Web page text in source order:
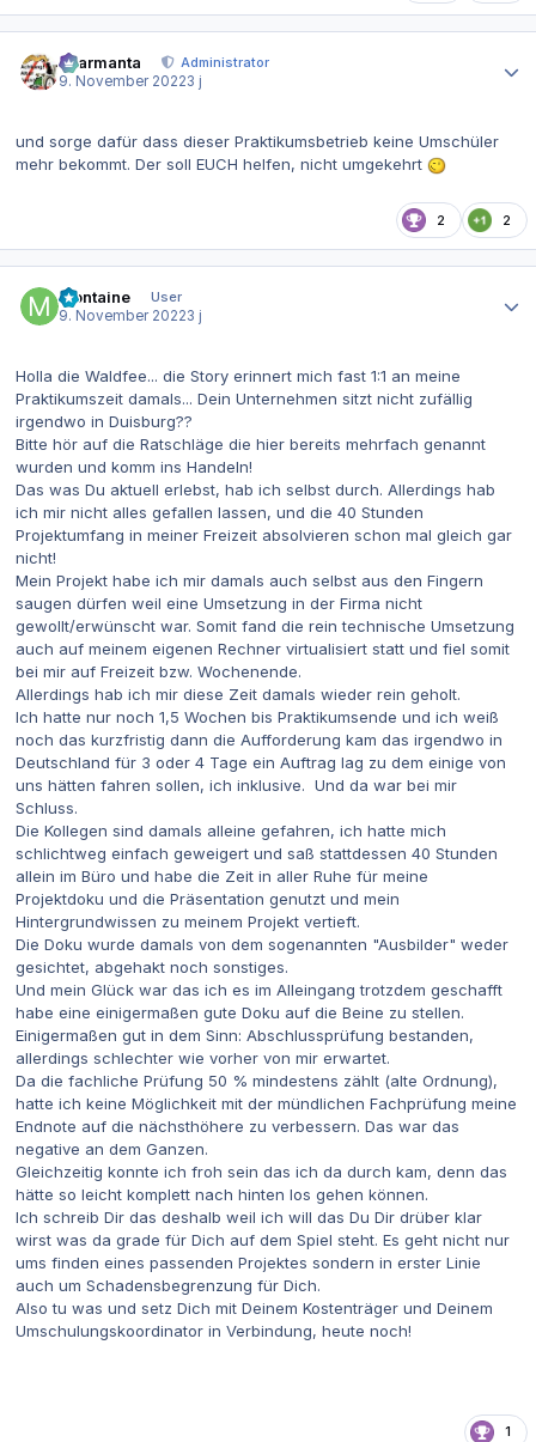
charmanta
Administrator
9. November 20223 j
und sorge dafür dass dieser Praktikumsbetrieb keine Umschüler
mehr bekommt. Der soll EUCH helfen, nicht umgekehrt
2 2
Montaine
User
9. November 20223 j
Holla die Waldfee... die Story erinnert mich fast 1:1 an meine
Praktikumszeit damals... Dein Unternehmen sitzt nicht zufällig
irgendwo in Duisburg??
Bitte hör auf die Ratschläge die hier bereits mehrfach genannt
wurden und komm ins Handeln!
Das was Du aktuell erlebst, hab ich selbst durch. Allerdings hab
ich mir nicht alles gefallen lassen, und die 40 Stunden
Projektumfang in meiner Freizeit absolvieren schon mal gleich gar
nicht!
Mein Projekt habe ich mir damals auch selbst aus den Fingern
saugen dürfen weil eine Umsetzung in der Firma nicht
gewollt/erwünscht war. Somit fand die rein technische Umsetzung
auch auf meinem eigenen Rechner virtualisiert statt und fiel somit
bei mir auf Freizeit bzw. Wochenende.
Allerdings hab ich mir diese Zeit damals wieder rein geholt.
Ich hatte nur noch 1,5 Wochen bis Praktikumsende und ich weiß
noch das kurzfristig dann die Aufforderung kam das irgendwo in
Deutschland für 3 oder 4 Tage ein Auftrag lag zu dem einige von
uns hätten fahren sollen, ich inklusive. Und da war bei mir
Schluss.
Die Kollegen sind damals alleine gefahren, ich hatte mich
schlichtweg einfach geweigert und saß stattdessen 40 Stunden
allein im Büro und habe die Zeit in aller Ruhe für meine
Projektdoku und die Präsentation genutzt und mein
Hintergrundwissen zu meinem Projekt vertieft.
Die Doku wurde damals von dem sogenannten "Ausbilder" weder
gesichtet, abgehakt noch sonstiges.
Und mein Glück war das ich es im Alleingang trotzdem geschafft
habe eine einigermaßen gute Doku auf die Beine zu stellen.
Einigermaßen gut in dem Sinn: Abschlussprüfung bestanden,
allerdings schlechter wie vorher von mir erwartet.
Da die fachliche Prüfung 50 % mindestens zählt (alte Ordnung),
hatte ich keine Möglichkeit mit der mündlichen Fachprüfung meine
Endnote auf die nächsthöhere zu verbessern. Das war das
negative an dem Ganzen.
Gleichzeitig konnte ich froh sein das ich da durch kam, denn das
hätte so leicht komplett nach hinten los gehen können.
Ich schreib Dir das deshalb weil ich will das Du Dir drüber klar
wirst was da grade für Dich auf dem Spiel steht. Es geht nicht nur
ums finden eines passenden Projektes sondern in erster Linie
auch um Schadensbegrenzung für Dich.
Also tu was und setz Dich mit Deinem Kostenträger und Deinem
Umschulungskoordinator in Verbindung, heute noch!
1